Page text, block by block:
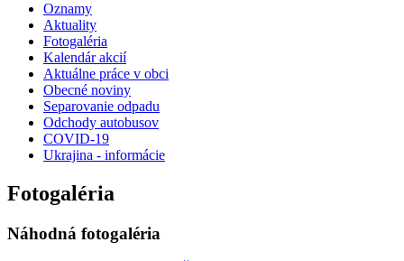
Oznamy
Aktuality
Fotogaléria
Kalendár akcií
Aktuálne práce v obci
Obecné noviny
Separovanie odpadu
Odchody autobusov
COVID-19
Ukrajina - informácie
Fotogaléria
Náhodná fotogaléria